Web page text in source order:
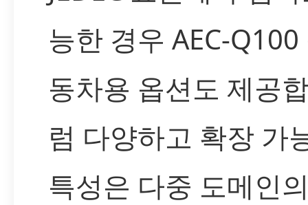
능한 경우 AEC-
동차용 옵션도 제공
럼 다양하고 확장 가
특성은 다중 도메인